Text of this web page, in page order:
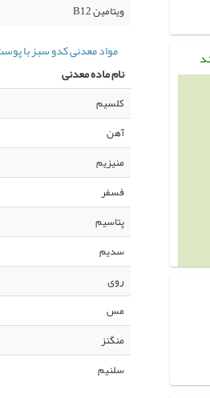
ویتامین B12
مواد معدنی کدو سبز با
نام ماده معدنی
کلسیم
آهن
منیزیم
فسفر
پتاسیم
سدیم
روی
مس
منگنز
سلنیم